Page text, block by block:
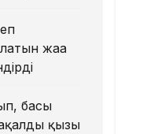
жаңа
басы
қызы